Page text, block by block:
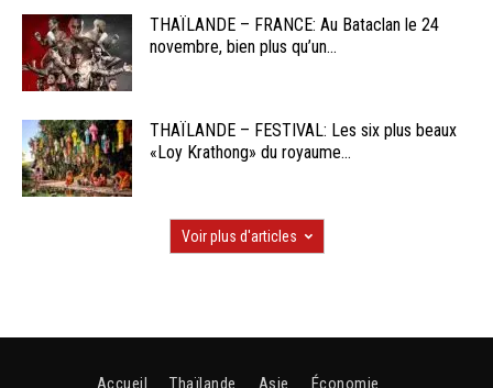
THAÏLANDE – FRANCE: Au Bataclan le 24
novembre, bien plus qu’un...
THAÏLANDE – FESTIVAL: Les six plus beaux
«Loy Krathong» du royaume...
Voir plus d'articles
Accueil Thaïlande Asie Économie